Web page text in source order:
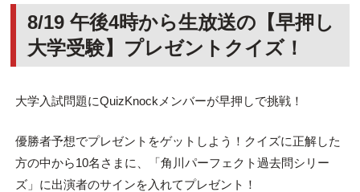
8/19 午後4時から生放送の【早押し
大学受験】プレゼントクイズ！
大学入試問題にQuizKnockメンバーが早押しで挑戦！
優勝者予想でプレゼントをゲットしよう！クイズに正解した
方の中から10名さまに、「角川パーフェクト過去問シリー
ズ」に出演者のサインを入れてプレゼント！